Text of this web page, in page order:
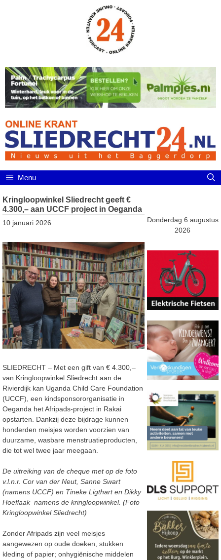
Menu
Kringloopwinkel Sliedrecht geeft €
4.300,– aan UCCF project in Oeganda
10 januari 2026
SLIEDRECHT – Met een gift van € 4.300,–
van Kringloopwinkel Sliedrecht aan de
Rivierdijk kan Uganda Child Care Foundation
(UCCF), een kindsponsororganisatie in
Oeganda het Afripads-project in Rakai
opstarten. Dankzij deze bijdrage kunnen
honderden meisjes worden voorzien van
duurzame, wasbare menstruatieproducten,
die tot wel twee jaar meegaan.
De uitreiking van de cheque met op de foto
v.l.n.r. Cor van der Neut, Sanne Swart
(namens UCCF) en Tineke Ligthart en Dikky
Hoeflaak namens de kringloopwinkel. (Foto
Kringloopwinkel Sliedrecht)
Zonder Afripads zijn veel meisjes
aangewezen op oude doeken, stukken
kleding of papier; onhygiënische middelen
Donderdag 6 augustus
2026